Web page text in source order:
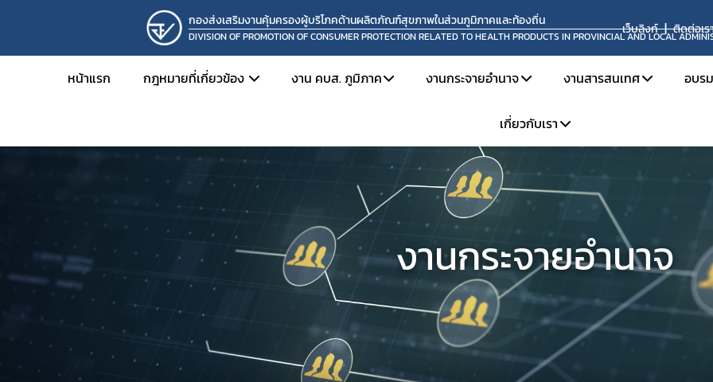
กองส่งเสริมงานคุ้มครองผู้บริโภคด้านผลิตภัณฑ์สุขภาพในส่วนภูมิภาคและท้องถิ่น
DIVISION OF PROMOTION OF CONSUMER PROTECTION RELATED TO HEALTH PRODUCTS IN PROVINCIAL AND LOCAL
เว็บลิงก์ ติดต่อเร
หน้าแรก กฎหมายที่เกี่ยวข้อง
ยา
วัตถุอันตราย
วัตถุเสพติด
งาน คบส. ภูมิภาค
การดำเนินงาน คบส. ในส่วนภูมิภาค
ปฏิทินประชุม / อบรม ของ จนท.สสจ.
เอกสารเผยแพร่
สื่อการเรียนรู้งาน คบส.
งานกระจายอำนาจ
โครงการส่งเสริมงานกระจายอำนาจ
อบรมต่างๆ
จุลสาร อย.
หนังสือ อปท.
สื่อให้ความรู้ทั่วไปเกี่ยวกับผลิตภัณฑ์สุขภาพ
งานสารสนเทศ
ระบบ Skynet
แบบฟอร์มต่างๆ
การเปิด OPEN ID
อบร
เกี่ยวกับเรา
กฎกระทรวงแบ่งส่วนราชการ
สำหรับเจ้าหน้าที่กอง คบ.
โครงสร้างและอัตรากำลัง
จองห้องประชุม
หน้าที่ความรับผิดชอบ
ติดต่อเรา
องค์กรคุณธรรมต้นแบบ
ปีงบประมาณ 2569
งานกระจายอำนาจ